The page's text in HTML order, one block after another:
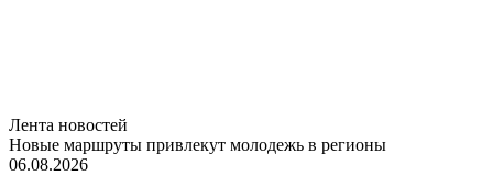
Лента новостей
Новые маршруты привлекут молодежь в регионы
06.08.2026